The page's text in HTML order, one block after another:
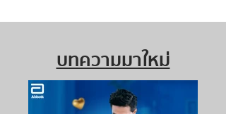
บทความมาใหม่